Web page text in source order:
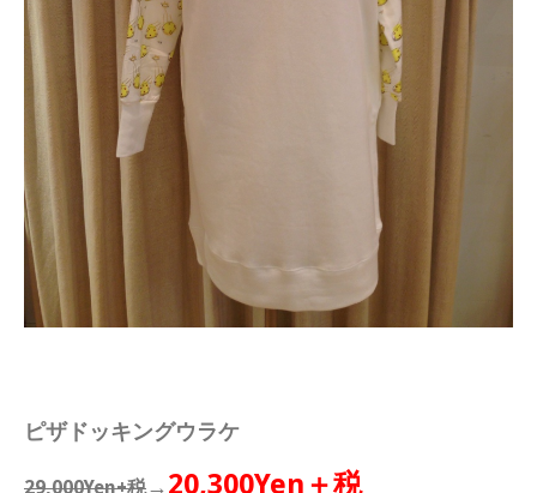
ピザドッキングウラケ
29,000Yen+税→20,300Yen＋税